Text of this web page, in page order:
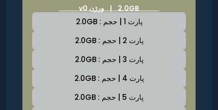
2.0GB | ورژن v0
پارت 1 | حجم : 2.0GB
پارت 2 | حجم : 2.0GB
پارت 3 | حجم : 2.0GB
پارت 4 | حجم : 2.0GB
پارت 5 | حجم : 2.0GB